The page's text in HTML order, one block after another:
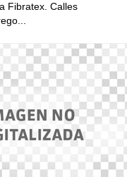
Fibratex. Calles